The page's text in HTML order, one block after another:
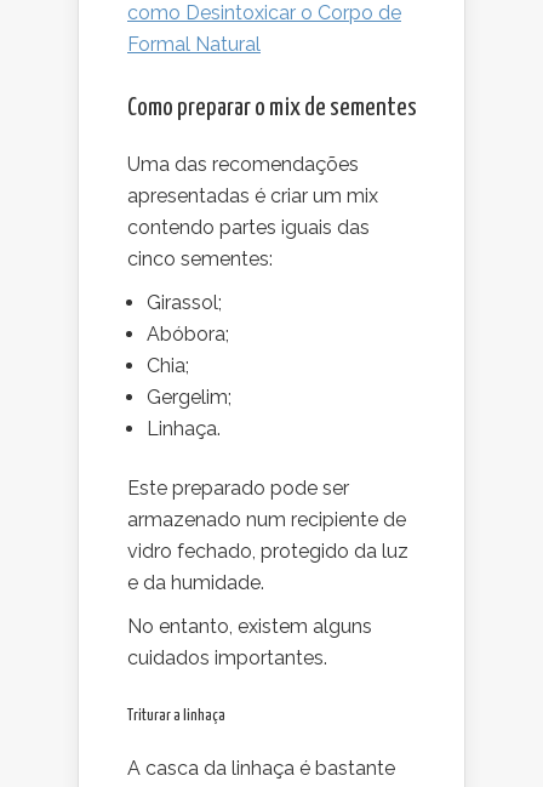
como Desintoxicar o Corpo de
Formal Natural
Como preparar o mix de sementes
Uma das recomendações
apresentadas é criar um mix
contendo partes iguais das
cinco sementes:
Girassol;
Abóbora;
Chia;
Gergelim;
Linhaça.
Este preparado pode ser
armazenado num recipiente de
vidro fechado, protegido da luz
e da humidade.
No entanto, existem alguns
cuidados importantes.
Triturar a linhaça
A casca da linhaça é bastante